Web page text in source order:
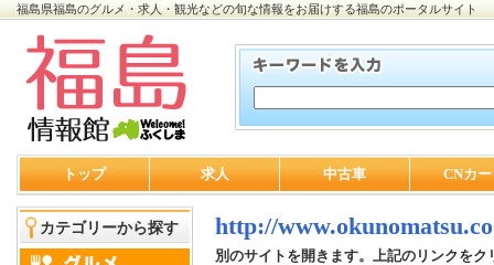
福島県福島のグルメ・求人・観光などの旬な情報をお届けする福島のポータルサイト
トップ 求人 中古車 CNカ
カテゴリーから探す http://
別のサイトを開きます。上記のリンクをク